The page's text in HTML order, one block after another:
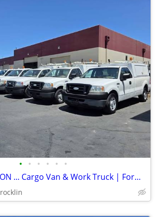
• • • • • •
FLEET LIQUIDATION ... Cargo Van & Work Truck | Former AT&T Fleet
rocklin